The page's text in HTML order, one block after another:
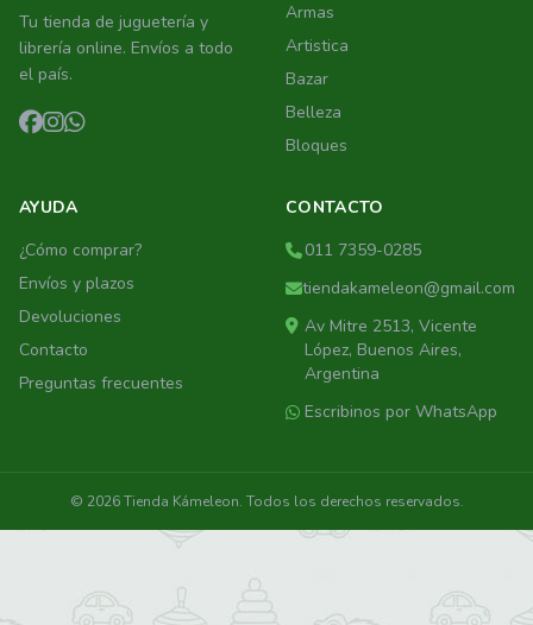
Tu tienda de juguetería y
librería online. Envíos a todo
el país.
Armas
Artistica
Bazar
Belleza
Bloques
AYUDA
¿Cómo comprar?
Envíos y plazos
Devoluciones
Contacto
Preguntas frecuentes
CONTACTO
011 7359-0285
tiendakameleon@gmail.com
Av Mitre 2513, Vicente
López, Buenos Aires,
Argentina
Escribinos por WhatsApp
© 2026 Tienda Kámeleon. Todos los derechos reservados.